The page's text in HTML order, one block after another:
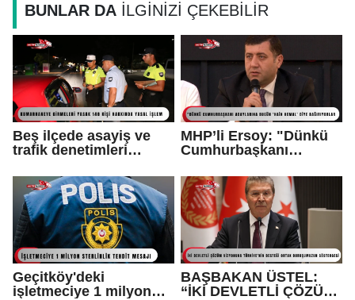
BUNLAR DA İLGİNİZİ ÇEKEBİLİR
Beş ilçede asayiş ve
trafik denetimleri
MHP’li Ersoy: "Dünkü
Cumhurbaşkanı
Kemal’ diye
bağırıyorlar"
Geçitköy'deki
işletmeciye 1 milyon
BAŞBAKAN ÜSTEL:
“İKİ DEVLETLİ ÇÖZÜM